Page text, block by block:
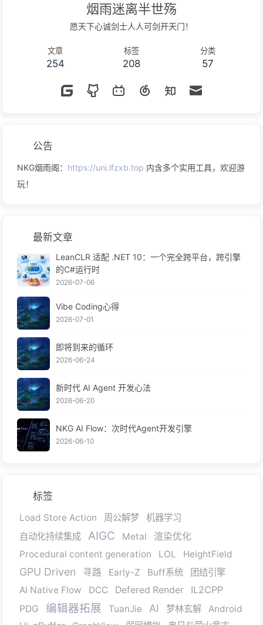
烟雨迷离半世殇
愿天下心诚剑士人人可剑开天门！
文章
254
标签
208
分类
57
公告
NKG烟雨阁： https://uni.lfzxb.top 内含多个实用工具，欢迎游
玩！
最新文章
LeanCLR 适配 .NET 10：一个完全跨平台，跨引擎
的C#运行时
2026-07-06
Vibe Coding心得
2026-07-01
即将到来的循环
2026-06-24
新时代 AI Agent 开发心法
2026-06-20
NKG AI Flow：次时代Agent开发引擎
2026-06-10
标签
Load Store Action 周公解梦
机器学习
自动化持续集成
AIGC Metal
渲染优化
Procedural content generation
LOL HeightField
GPU Driven 寻路 Early-Z Buff系统
团结引擎
AI Native Flow
DCC Defered Render IL2CPP
PDG 编辑器拓展 TuanJie AI 梦林玄解
Android